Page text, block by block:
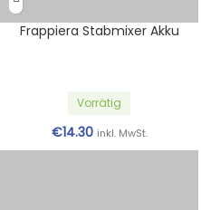
Frappiera Stabmixer Akku
Vorrätig
€14.30 inkl. MwSt.